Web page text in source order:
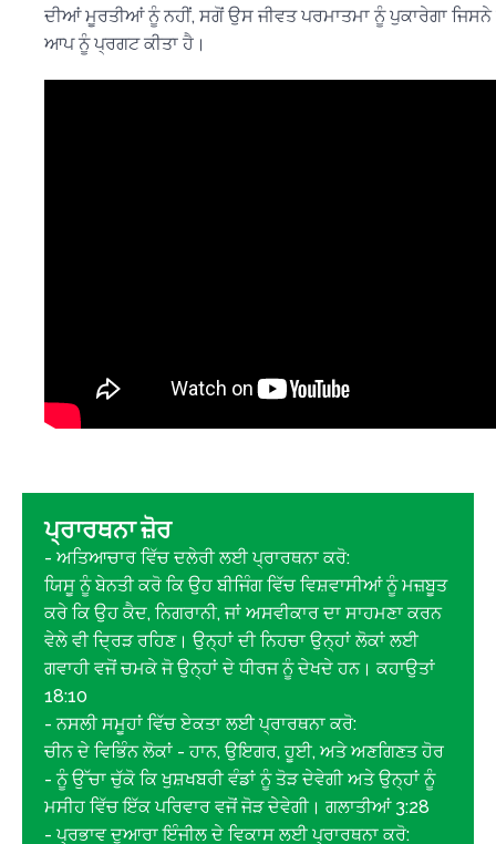
ਦੀਆਂ ਮੂਰਤੀਆਂ ਨੂੰ ਨਹੀਂ, ਸਗੋਂ ਉਸ ਜੀਵਤ ਪਰਮਾਤਮਾ ਨੂੰ ਪੁਕਾਰੇਗਾ
ਆਪ ਨੂੰ ਪ੍ਰਗਟ ਕੀਤਾ ਹੈ।
ਪ੍ਰਾਰਥਨਾ ਜ਼ੋਰ
- ਅਤਿਆਚਾਰ ਵਿੱਚ ਦਲੇਰੀ ਲਈ ਪ੍ਰਾਰਥਨਾ ਕਰੋ:
ਯਿਸੂ ਨੂੰ ਬੇਨਤੀ ਕਰੋ ਕਿ ਉਹ ਬੀਜਿੰਗ ਵਿੱਚ ਵਿਸ਼ਵਾਸੀਆਂ ਨੂੰ ਮਜ਼ਬੂਤ
ਕਰੇ ਕਿ ਉਹ ਕੈਦ, ਨਿਗਰਾਨੀ, ਜਾਂ ਅਸਵੀਕਾਰ ਦਾ ਸਾਹਮਣਾ ਕਰਨ
ਵੇਲੇ ਵੀ ਦ੍ਰਿੜ ਰਹਿਣ। ਉਨ੍ਹਾਂ ਦੀ ਨਿਹਚਾ ਉਨ੍ਹਾਂ ਲੋਕਾਂ ਲਈ
ਗਵਾਹੀ ਵਜੋਂ ਚਮਕੇ ਜੋ ਉਨ੍ਹਾਂ ਦੇ ਧੀਰਜ ਨੂੰ ਦੇਖਦੇ ਹਨ। ਕਹਾਉਤਾਂ
18:10
- ਨਸਲੀ ਸਮੂਹਾਂ ਵਿੱਚ ਏਕਤਾ ਲਈ ਪ੍ਰਾਰਥਨਾ ਕਰੋ:
ਚੀਨ ਦੇ ਵਿਭਿੰਨ ਲੋਕਾਂ - ਹਾਨ, ਉਇਗਰ, ਹੂਈ, ਅਤੇ ਅਣਗਿਣਤ ਹੋਰ
- ਨੂੰ ਉੱਚਾ ਚੁੱਕੋ ਕਿ ਖੁਸ਼ਖਬਰੀ ਵੰਡਾਂ ਨੂੰ ਤੋੜ ਦੇਵੇਗੀ ਅਤੇ ਉਨ੍ਹਾਂ ਨੂੰ
ਮਸੀਹ ਵਿੱਚ ਇੱਕ ਪਰਿਵਾਰ ਵਜੋਂ ਜੋੜ ਦੇਵੇਗੀ। ਗਲਾਤੀਆਂ 3:28
- ਪ੍ਰਭਾਵ ਦੁਆਰਾ ਇੰਜੀਲ ਦੇ ਵਿਕਾਸ ਲਈ ਪ੍ਰਾਰਥਨਾ ਕਰੋ: